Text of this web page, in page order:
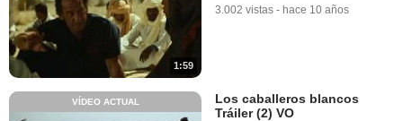
1:59
3.002 vistas - hace 10 años
VÍDEO ACTUAL
Los caballeros blancos
Tráiler (2) VO